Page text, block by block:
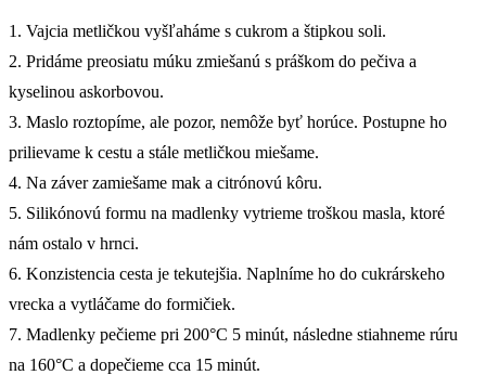
1. Vajcia metličkou vyšľaháme s cukrom a štipkou soli.
2. Pridáme preosiatu múku zmiešanú s práškom do pečiva a
kyselinou askorbovou.
3. Maslo roztopíme, ale pozor, nemôže byť horúce. Postupne ho
prilievame k cestu a stále metličkou miešame.
4. Na záver zamiešame mak a citrónovú kôru.
5. Silikónovú formu na madlenky vytrieme troškou masla, ktoré
nám ostalo v hrnci.
6. Konzistencia cesta je tekutejšia. Naplníme ho do cukrárskeho
vrecka a vytláčame do formičiek.
7. Madlenky pečieme pri 200°C 5 minút, následne stiahneme rúru
na 160°C a dopečieme cca 15 minút.